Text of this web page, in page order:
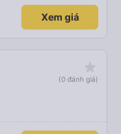
Xem giá
(0 đánh giá)